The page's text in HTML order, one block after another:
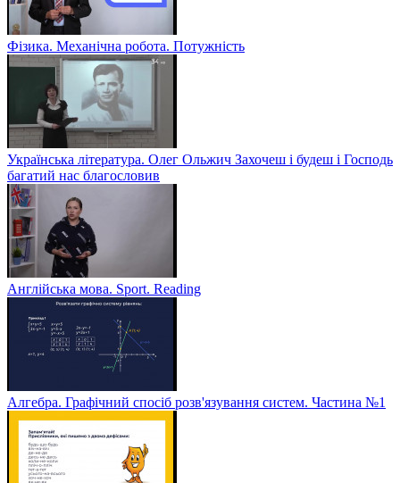
Фізика. Механічна робота. Потужність
Українська література. Олег Ольжич Захочеш і будеш і Господь
багатий нас благословив
Англійська мова. Sport. Reading
Алгебра. Графічний спосіб розв'язування систем. Частина №1